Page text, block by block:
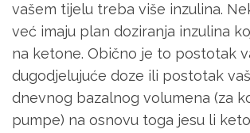
vašem tijelu treba više inzulina.
već imaju plan doziranja inzulina
na ketone. Obično je to postotak
dugodjelujuće doze ili postotak
dnevnog bazalnog volumena (za
pumpe) na osnovu toga jesu li